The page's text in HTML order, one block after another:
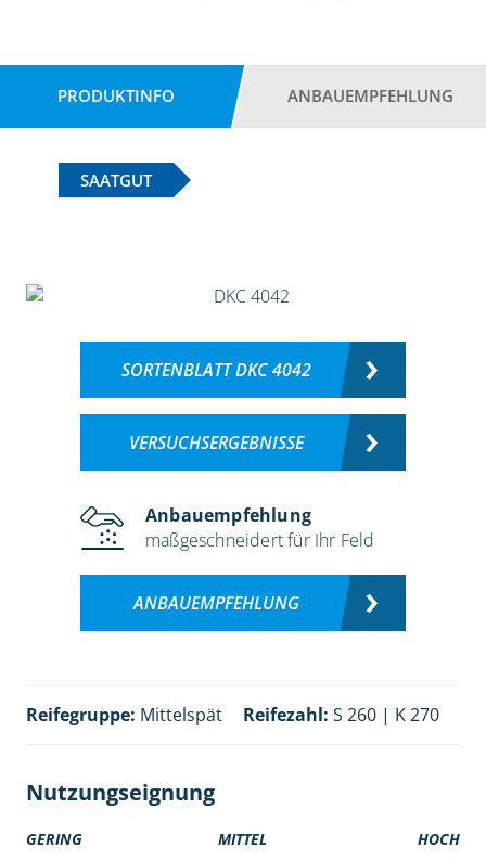
PRODUKTINFO ANBAUEMPFEHLUNG
SAATGUT
SORTENBLATT DKC 4042
VERSUCHSERGEBNISSE
Anbauempfehlung
maßgeschneidert für Ihr Feld
ANBAUEMPFEHLUNG
Reifegruppe: Mittelspät Reifezahl: S 260 | K 270
Nutzungseignung
GERING MITTEL HOCH